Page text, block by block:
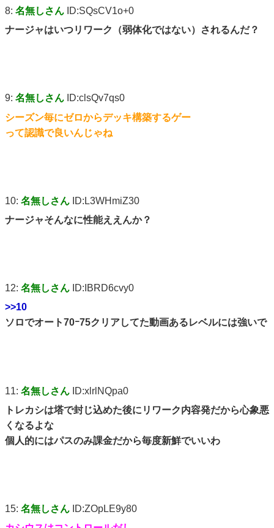
8: 名無しさん ID:SQsCV1o+0
ナージャはいつリワーク（弱体化ではない）されるんだ？
9: 名無しさん ID:clsQv7qs0
シーズン毎にゼロからデッキ構築するゲー
って認識で良いんじゃね
10: 名無しさん ID:L3WHmiZ30
ナージャそんなに性能ええんか？
12: 名無しさん ID:IBRD6cvy0
>>10
ソロでオート70ｰ75クリアしてた動画あるレベルには強いで
11: 名無しさん ID:xlrlNQpa0
トレカシは塔で封じ込めた後にリワーク内容発だから心象悪
くなるよな
個人的にはパスのみ課金だから毎度新鮮でいいわ
15: 名無しさん ID:ZOpLE9y80